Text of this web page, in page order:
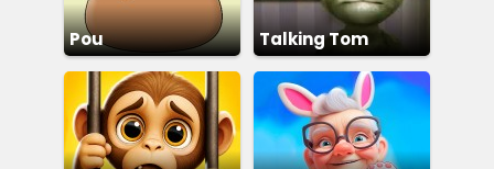
Pou Talking Tom